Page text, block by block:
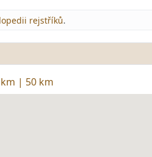
rejstříků.
| 50 km